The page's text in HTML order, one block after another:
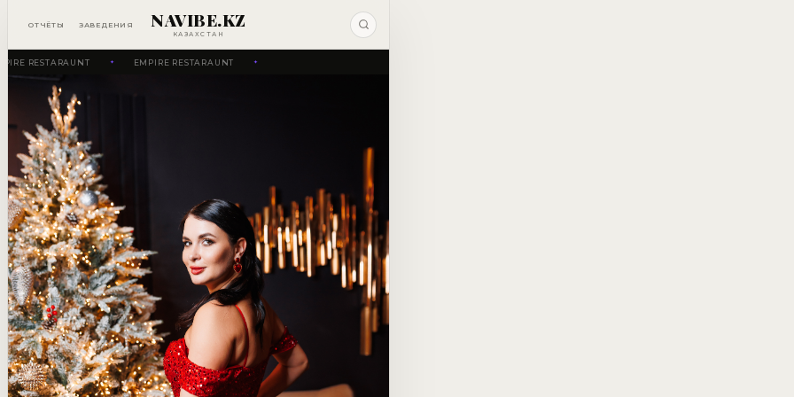
ОТЧЁТЫ ЗАВЕДЕНИЯ NAVIBE.KZ
КАЗАХСТАН
RESTARAUNT EMPIRE RESTARAUNT